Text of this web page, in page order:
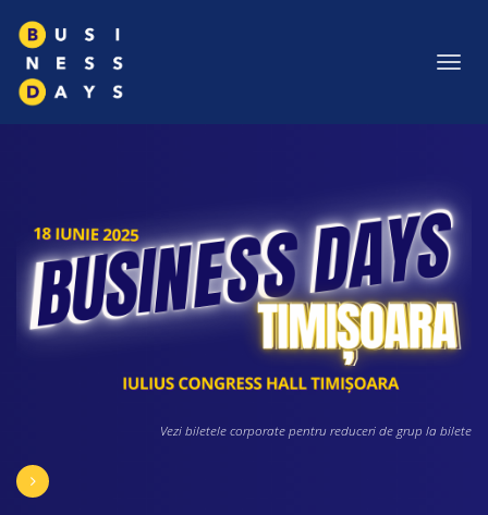
Vezi biletele corporate pentru reduceri de grup la bilete